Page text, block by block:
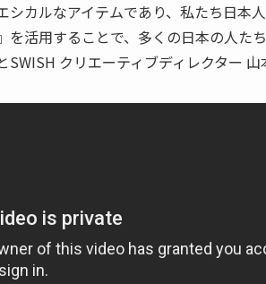
シカルなアイテムであり、私たち日本
を活用することで、多くの日本の人た
クリエーティブディレクター 山